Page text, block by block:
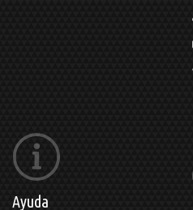
Ayuda